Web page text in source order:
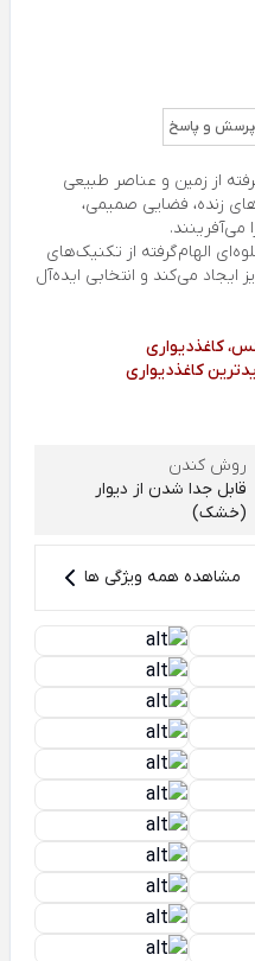
پرسش و پاسخ
از زمین و عناصر طبیعی
زنده، فضایی صمیمی،
الهام‌گرفته از تکنیک‌های
ایجاد می‌کند و انتخابی ایده‌آل
کاغذدیواری
کاغذدیواری
روش کندن
قابل جدا شدن از دیوار
(خشک)
مشاهده همه ویژگی ها